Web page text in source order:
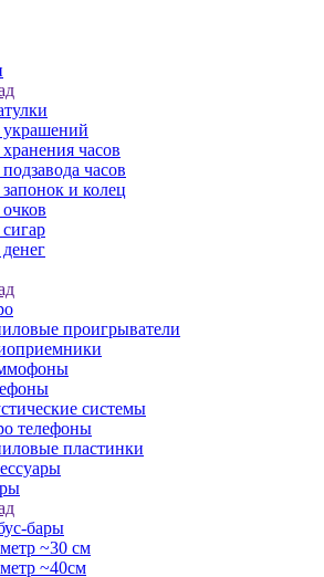
украшений
часов
часов
и колец
проигрыватели
системы
телефоны
пластинки
бары
~30 см
~40см